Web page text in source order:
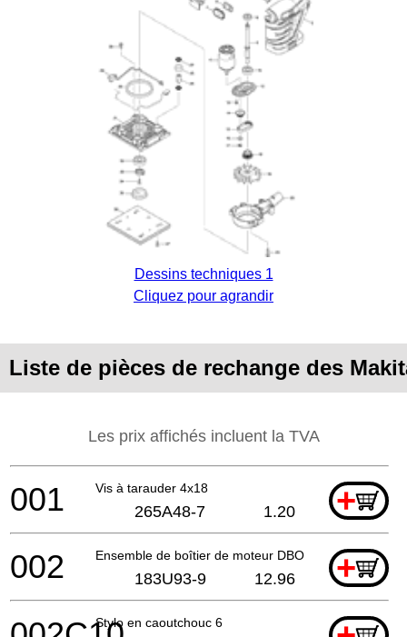
Dessins techniques 1
Cliquez pour agrandir
Liste de pièces de rechange des
Les prix affichés incluent la TVA
Vis à tarauder 4x18 +
001 265A48-7 1.20
Ensemble de boîtier de moteur DBO480 +
002 183U93-9 12.96
Stylo en caoutchouc 6